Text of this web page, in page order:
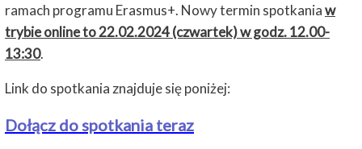
ramach programu Erasmus+. Nowy termin spotkaniaw
trybie online to 22.02.2024 (czwartek) w godz. 12.00-
13:30.
Link do spotkania znajduje się poniżej:
Dołącz do spotkania teraz